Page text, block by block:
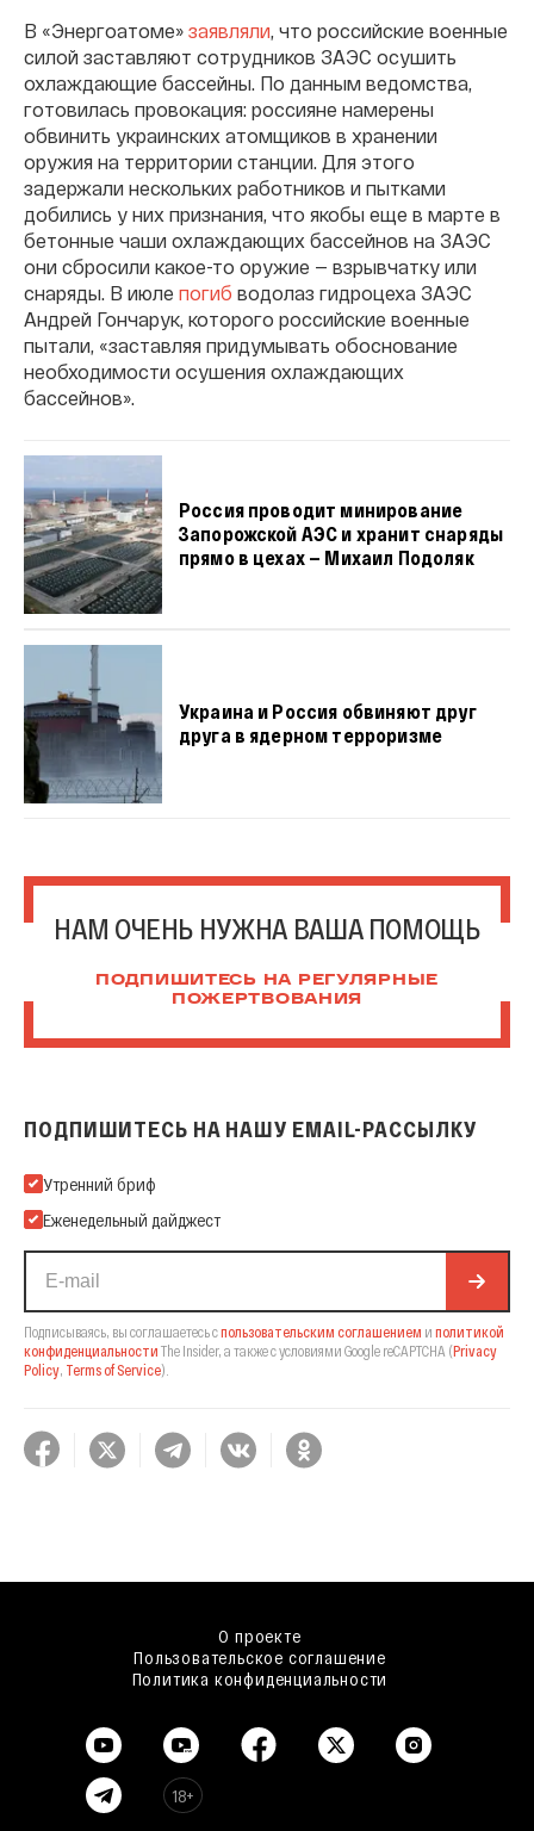
В «Энергоатоме» заявляли, что российские военные
силой заставляют сотрудников ЗАЭС осушить
охлаждающие бассейны. По данным ведомства,
готовилась провокация: россияне намерены
обвинить украинских атомщиков в хранении
оружия на территории станции. Для этого
задержали нескольких работников и пытками
добились у них признания, что якобы еще в марте в
бетонные чаши охлаждающих бассейнов на ЗАЭС
они сбросили какое-то оружие — взрывчатку или
снаряды. В июле погиб водолаз гидроцеха ЗАЭС
Андрей Гончарук, которого российские военные
пытали, «заставляя придумывать обоснование
необходимости осушения охлаждающих
бассейнов».
Россия проводит минирование
Запорожской АЭС и хранит снаряды
прямо в цехах — Михаил Подоляк
Украина и Россия обвиняют друг
друга в ядерном терроризме
НАМ ОЧЕНЬ НУЖНА ВАША ПОМОЩЬ
ПОДПИШИТЕСЬ НА РЕГУЛЯРНЫЕ
ПОЖЕРТВОВАНИЯ
ПОДПИШИТЕСЬ НА НАШУ EMAIL-РАССЫЛКУ
Подпишитесь на нашу Email-рассылку
Утренний бриф
Еженедельный дайджест
Подписываясь, вы соглашаетесь спользовательским соглашением и политикой
конфиденциальности The Insider, а также с условиями Google reCAPTCHA (Privacy
Policy, Terms of Service).
О проекте
Пользовательское соглашение
Политика конфиденциальности
18+